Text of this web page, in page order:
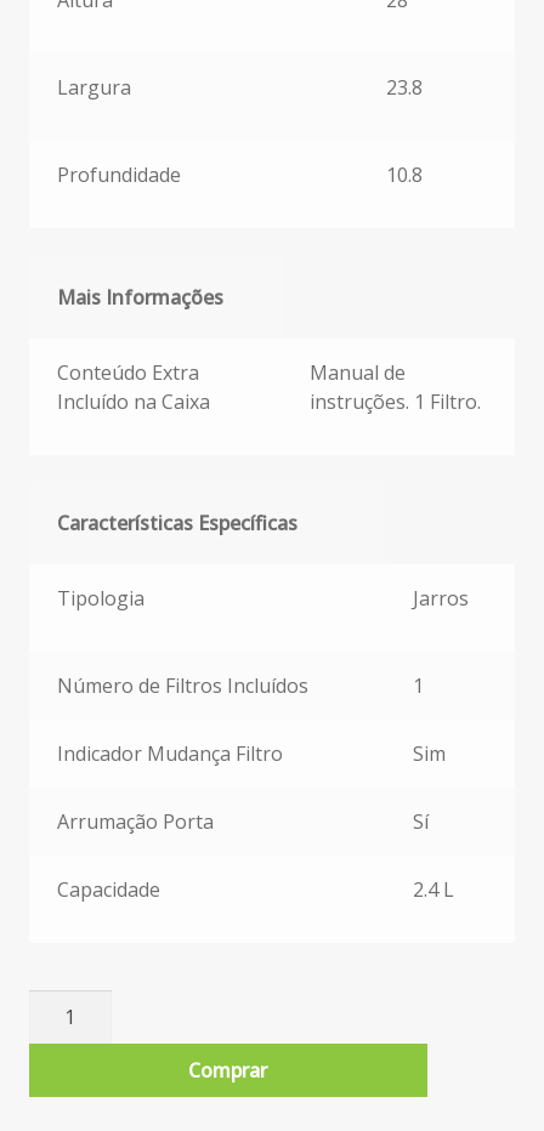
Largura 23.8
Profundidade 10.8
Mais Informações
Conteúdo Extra
Incluído na Caixa
Manual de
instruções. 1 Filtro.
Características Específicas
Tipologia Jarros
Número de Filtros Incluídos 1
Indicador Mudança Filtro Sim
Arrumação Porta Sí
Capacidade 2.4 L
Quantidade
Purificador
Comprar